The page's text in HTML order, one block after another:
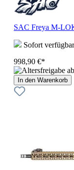
SAC Freya M-
Sofort verfügbar
998,90 €*
In den Warenkorb